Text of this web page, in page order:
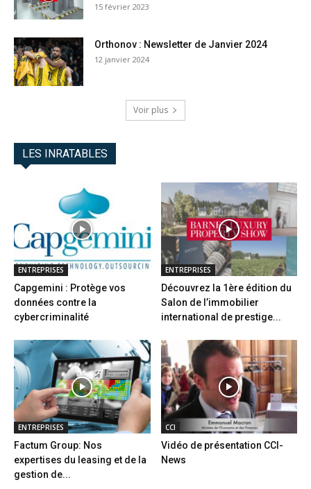
15 février 2023
Orthonov : Newsletter de Janvier 2024
12 janvier 2024
Voir plus
LES INRATABLES
ENTREPRISES
Capgemini : Protège vos
données contre la
cybercriminalité
ENTREPRISES
Découvrez la 1ère édition du
Salon de l’immobilier
international de prestige...
ENTREPRISES
Factum Group: Nos
expertises du leasing et de la
gestion de...
CCI
Vidéo de présentation CCI-
News